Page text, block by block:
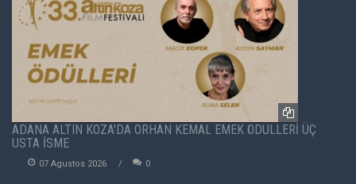
ADANA ALTIN KOZA'DA ORHAN KEMAL EMEK ÖDÜLLERİ ÜÇ
USTA İSME
07 Agustos 2026 0